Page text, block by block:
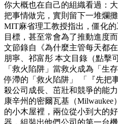
你大概也在自己的組織看過：
把事情做完，實則留下一堆爛
MIT麻省理工教授指出，僵化
目標，甚至常會為了推動進度
文節錄自《為什麼主管每天都
朋寧、祁富彤 本文目錄（點擊
「救火陷阱」當救火成為「生
停滯的「救火陷阱」 「『先把
殺公司成長、茁壯和競爭的能
康辛州的密爾瓦基（Milwaukee
的小木屋裡，兩位從小到大的